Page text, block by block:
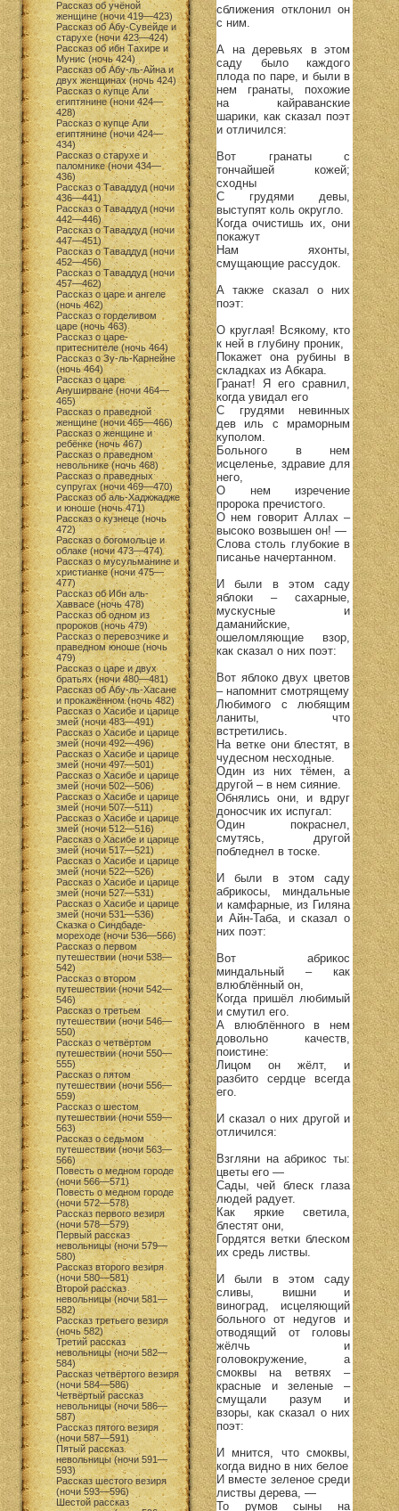
Рассказ об учёной
женщине (ночи 419—423)
Рассказ об Абу-Сувейде и
старухе (ночи 423—424)
Рассказ об ибн Тахире и
Мунис (ночь 424)
Рассказ об Абу-ль-Айна и
двух женщинах (ночь 424)
Рассказ о купце Али
египтянине (ночи 424—
428)
Рассказ о купце Али
египтянине (ночи 424—
434)
Рассказ о старухе и
паломнике (ночи 434—
436)
Рассказ о Таваддуд (ночи
436—441)
Рассказ о Таваддуд (ночи
442—446)
Рассказ о Таваддуд (ночи
447—451)
Рассказ о Таваддуд (ночи
452—456)
Рассказ о Таваддуд (ночи
457—462)
Рассказ о царе и ангеле
(ночь 462)
Рассказ о горделивом
царе (ночь 463)
Рассказ о царе-
притеснителе (ночь 464)
Рассказ о Зу-ль-Карнейне
(ночь 464)
Рассказ о царе
Ануширване (ночи 464—
465)
Рассказ о праведной
женщине (ночи 465—466)
Рассказ о женщине и
ребёнке (ночь 467)
Рассказ о праведном
невольнике (ночь 468)
Рассказ о праведных
супругах (ночи 469—470)
Рассказ об аль-Хаджжадже
и юноше (ночь 471)
Рассказ о кузнеце (ночь
472)
Рассказ о богомольце и
облаке (ночи 473—474)
Рассказ о мусульманине и
христианке (ночи 475—
477)
Рассказ об Ибн аль-
Хаввасе (ночь 478)
Рассказ об одном из
пророков (ночь 479)
Рассказ о перевозчике и
праведном юноше (ночь
479)
Рассказ о царе и двух
братьях (ночи 480—481)
Рассказ об Абу-ль-Хасане
и прокажённом (ночь 482)
Рассказ о Хасибе и царице
змей (ночи 483—491)
Рассказ о Хасибе и царице
змей (ночи 492—496)
Рассказ о Хасибе и царице
змей (ночи 497—501)
Рассказ о Хасибе и царице
змей (ночи 502—506)
Рассказ о Хасибе и царице
змей (ночи 507—511)
Рассказ о Хасибе и царице
змей (ночи 512—516)
Рассказ о Хасибе и царице
змей (ночи 517—521)
Рассказ о Хасибе и царице
змей (ночи 522—526)
Рассказ о Хасибе и царице
змей (ночи 527—531)
Рассказ о Хасибе и царице
змей (ночи 531—536)
Сказка о Синдбаде-
мореходе (ночи 536—566)
Рассказ о первом
путешествии (ночи 538—
542)
Рассказ о втором
путешествии (ночи 542—
546)
Рассказ о третьем
путешествии (ночи 546—
550)
Рассказ о четвёртом
путешествии (ночи 550—
555)
Рассказ о пятом
путешествии (ночи 556—
559)
Рассказ о шестом
путешествии (ночи 559—
563)
Рассказ о седьмом
путешествии (ночи 563—
566)
Повесть о медном городе
(ночи 566—571)
Повесть о медном городе
(ночи 572—578)
Рассказ первого везиря
(ночи 578—579)
Первый рассказ
невольницы (ночи 579—
580)
Рассказ второго везиря
(ночи 580—581)
Второй рассказ
невольницы (ночи 581—
582)
Рассказ третьего везиря
(ночь 582)
Третий рассказ
невольницы (ночи 582—
584)
Рассказ четвёртого везиря
(ночи 584—586)
Четвёртый рассказ
невольницы (ночи 586—
587)
Рассказ пятого везиря
(ночи 587—591)
Пятый рассказ
невольницы (ночи 591—
593)
Рассказ шестого везиря
(ночи 593—596)
Шестой рассказ
сближения отклонил он
с ним.
А на деревьях в этом
саду было каждого
плода по паре, и были в
нем гранаты, похожие
на кайраванские
шарики, как сказал поэт
и отличился:
Вот гранаты с
тончайшей кожей;
сходны
С грудями девы,
выступят коль округло.
Когда очистишь их, они
покажут
Нам яхонты,
смущающие рассудок.
А также сказал о них
поэт:
О круглая! Всякому, кто
к ней в глубину проник,
Покажет она рубины в
складках из Абкара.
Гранат! Я его сравнил,
когда увидал его
С грудями невинных
дев иль с мраморным
куполом.
Больного в нем
исцеленье, здравие для
него,
О нем изречение
пророка пречистого.
О нем говорит Аллах –
высоко возвышен он! —
Слова столь глубокие в
писанье начертанном.
И были в этом саду
яблоки – сахарные,
мускусные и
даманийские,
ошеломляющие взор,
как сказал о них поэт:
Вот яблоко двух цветов
– напомнит смотрящему
Любимого с любящим
ланиты, что
встретились.
На ветке они блестят, в
чудесном несходные.
Один из них тёмен, а
другой – в нем сияние.
Обнялись они, и вдруг
доносчик их испугал:
Один покраснел,
смутясь, другой
побледнел в тоске.
И были в этом саду
абрикосы, миндальные
и камфарные, из Гиляна
и Айн-Таба, и сказал о
них поэт:
Вот абрикос
миндальный – как
влюблённый он,
Когда пришёл любимый
и смутил его.
А влюблённого в нем
довольно качеств,
поистине:
Лицом он жёлт, и
разбито сердце всегда
его.
И сказал о них другой и
отличился:
Взгляни на абрикос ты:
цветы его —
Сады, чей блеск глаза
людей радует.
Как яркие светила,
блестят они,
Гордятся ветки блеском
их средь листвы.
И были в этом саду
сливы, вишни и
виноград, исцеляющий
больного от недугов и
отводящий от головы
жёлчь и
головокружение, а
смоквы на ветвях –
красные и зеленые –
смущали разум и
взоры, как сказал о них
поэт:
И мнится, что смоквы,
когда видно в них белое
И вместе зеленое среди
листвы дерева, —
То румов сыны на